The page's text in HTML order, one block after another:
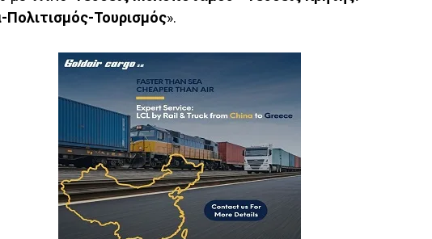
Πολιτισμός-Τουρισμός».